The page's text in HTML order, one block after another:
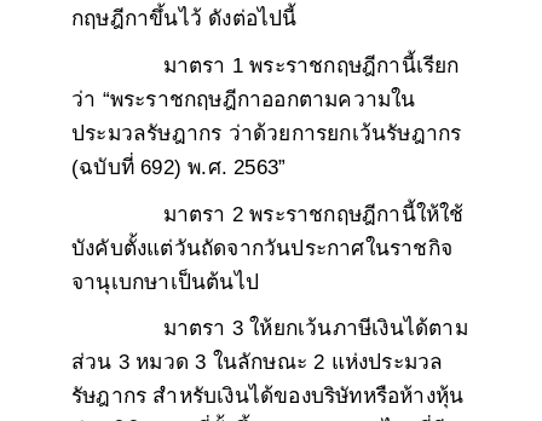
กฤษฎีกาขึ้นไว้ ดังต่อไปนี้
มาตรา 1 พระราชกฤษฎีกานี้เรียก
ว่า “พระราชกฤษฎีกาออกตามความใน
ประมวลรัษฎากร ว่าด้วยการยกเว้นรัษฎากร
(ฉบับที่ 692) พ.ศ. 2563”
มาตรา 2 พระราชกฤษฎีกานี้ให้ใช้
บังคับตั้งแต่วันถัดจากวันประกาศในราชกิจ
จานุเบกษาเป็นต้นไป
มาตรา 3 ให้ยกเว้นภาษีเงินได้ตาม
ส่วน 3 หมวด 3 ในลักษณะ 2 แห่งประมวล
รัษฎากร สำหรับเงินได้ของบริษัทหรือห้างหุ้น